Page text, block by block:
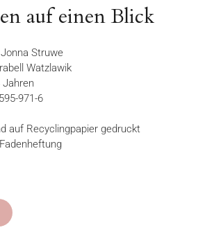
auf einen Blick
Struwe
Watzlawik
Jahren
971-6
auf Recyclingpapier gedruckt